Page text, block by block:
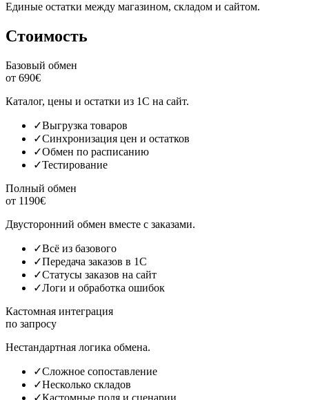
Единые остатки между магазином, складом и сайтом.
Стоимость
Базовый обмен
от 690€
Каталог, цены и остатки из 1С на сайт.
✓Выгрузка товаров
✓Синхронизация цен и остатков
✓Обмен по расписанию
✓Тестирование
Полный обмен
от 1190€
Двусторонний обмен вместе с заказами.
✓Всё из базового
✓Передача заказов в 1С
✓Статусы заказов на сайт
✓Логи и обработка ошибок
Кастомная интеграция
по запросу
Нестандартная логика обмена.
✓Сложное сопоставление
✓Несколько складов
✓Кастомные поля и сценарии